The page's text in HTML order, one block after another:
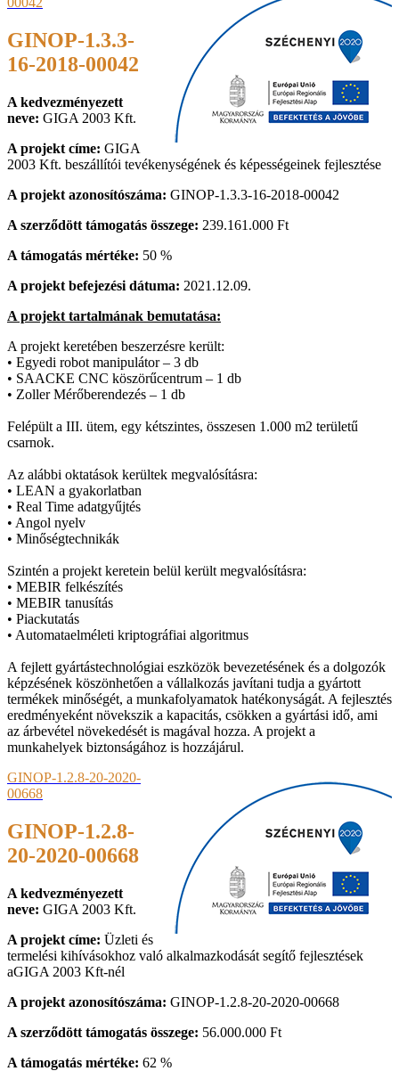
GINOP-1.3.3-
16-2018-00042
A kedvezményezett
neve: GIGA 2003 Kft.
A projekt címe: GIGA
2003 Kft. beszállítói tevékenységének és képességeinek fejlesztése
A projekt azonosítószáma: GINOP-1.3.3-16-2018-00042
A szerződött támogatás összege: 239.161.000 Ft
A támogatás mértéke: 50 %
A projekt befejezési dátuma: 2021.12.09.
A projekt tartalmának bemutatása:
A projekt keretében beszerzésre került:
• Egyedi robot manipulátor – 3 db
• SAACKE CNC köszörűcentrum – 1 db
• Zoller Mérőberendezés – 1 db
Felépült a III. ütem, egy kétszintes, összesen 1.000 m2 területű
csarnok.
Az alábbi oktatások kerültek megvalósításra:
• LEAN a gyakorlatban
• Real Time adatgyűjtés
• Angol nyelv
• Minőségtechnikák
Szintén a projekt keretein belül került megvalósításra:
• MEBIR felkészítés
• MEBIR tanusítás
• Piackutatás
• Automataelméleti kriptográfiai algoritmus
A fejlett gyártástechnológiai eszközök bevezetésének és a dolgozók
képzésének köszönhetően a vállalkozás javítani tudja a gyártott
termékek minőségét, a munkafolyamatok hatékonyságát. A fejlesztés
eredményeként növekszik a kapacitás, csökken a gyártási idő, ami
az árbevétel növekedését is magával hozza. A projekt a
munkahelyek biztonságához is hozzájárul.
GINOP-1.2.8-20-2020-
00668
GINOP-1.2.8-
20-2020-00668
A kedvezményezett
neve: GIGA 2003 Kft.
A projekt címe: Üzleti és
termelési kihívásokhoz való alkalmazkodását segítő fejlesztések
aGIGA 2003 Kft-nél
A projekt azonosítószáma: GINOP-1.2.8-20-2020-00668
A szerződött támogatás összege: 56.000.000 Ft
A támogatás mértéke: 62 %